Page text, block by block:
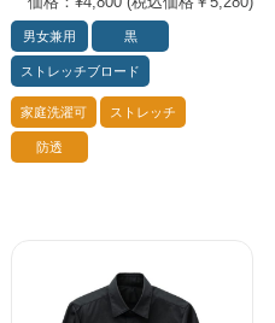
男女兼用 黒
ストレッチブロード
家庭洗濯可 ストレッチ
防透